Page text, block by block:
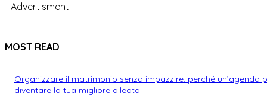
- Advertisment -
MOST READ
Organizzare il matrimonio senza impazzire: perché un’agenda
diventare la tua migliore alleata